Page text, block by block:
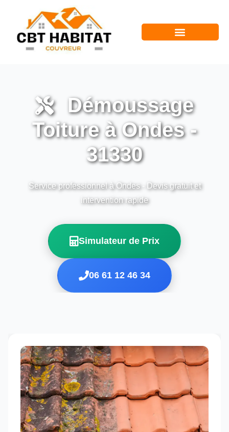
Démoussage
Toiture à Ondes -
31330
Service professionnel à Ondes - Devis gratuit et
intervention rapide
Simulateur de Prix
06 61 12 46 34